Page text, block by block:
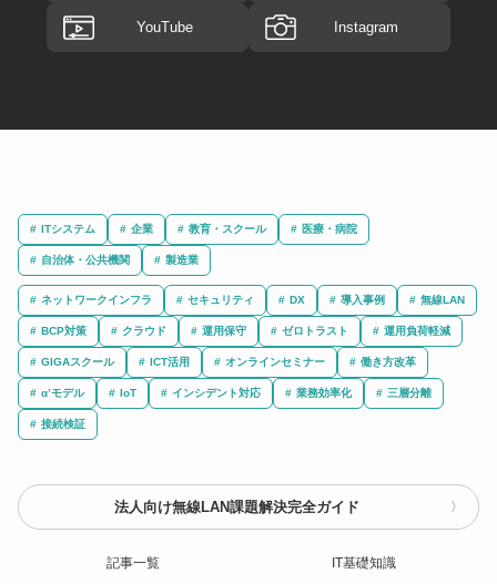
YouTube Instagram
ITシステム 企業 教育・スクール 医療・病院
自治体・公共機関 製造業
ネットワークインフラ セキュリティ DX 導入事例 無線LAN
BCP対策 クラウド 運用保守 ゼロトラスト 運用負荷軽減
GIGAスクール ICT活用 オンラインセミナー 働き方改革
α’モデル IoT インシデント対応 業務効率化 三層分離
接続検証
法人向け無線LAN課題解決完全ガイド
記事一覧 IT基礎知識